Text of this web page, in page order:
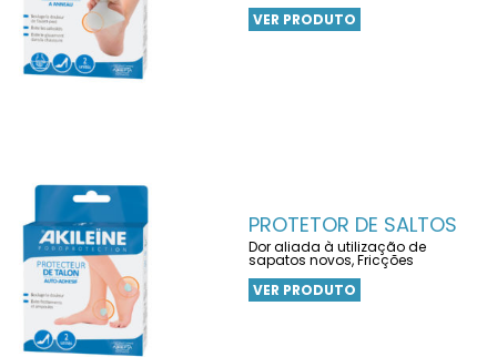
VER PRODUTO
PROTETOR DE SALTOS
Dor aliada à utilização de
sapatos novos, Fricções
VER PRODUTO